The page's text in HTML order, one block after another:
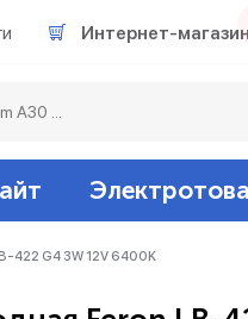
Интернет-магазин
Светодиодные
Акцентное
Ленты
Датчики
Гирлянды белт-
422 G4 3W 12V 6400K